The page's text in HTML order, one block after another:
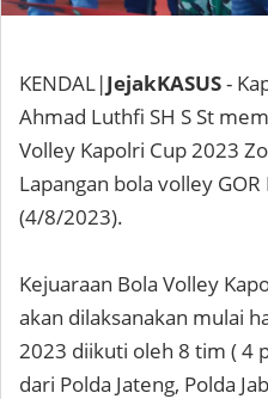
KENDAL|JejakKASUS-
Ahmad Luthfi SH S St
Volley Kapolri Cup 2023
Lapangan bola volley
(4/8/2023).
Kejuaraan Bola Volley
akan dilaksanakan mulai
2023 diikuti oleh 8 tim ( 4
dari Polda Jateng, Polda